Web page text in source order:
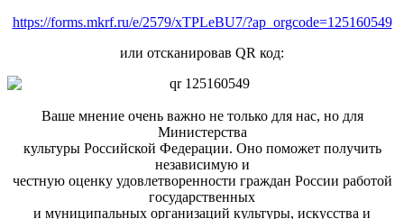
https://forms.mkrf.ru/e/2579/xTPLeBU7/?ap_orgcode=125160549
или отсканировав QR код:
Ваше мнение очень важно не только для нас, но для
Министерства
культуры Российской Федерации. Оно поможет получить
независимую и
честную оценку удовлетворенности граждан России работой
государственных
и муниципальных организаций культуры, искусства и